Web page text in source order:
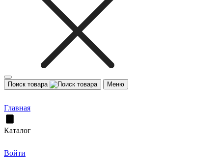
Поиск товара Меню
Главная
Каталог
Войти